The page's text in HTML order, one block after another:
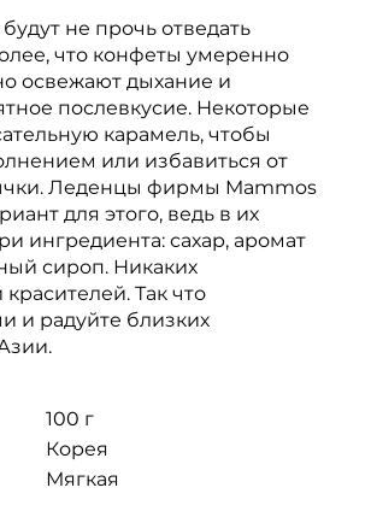
не прочь отведать
что конфеты умеренно
освежают дыхание и
послевкусие. Некоторые
карамель, чтобы
или избавиться от
Леденцы фирмы Mammos
для этого, ведь в их
ингредиента: сахар, аромат
сироп. Никаких
Так что
и радуйте близких
100 г
Корея
Мягкая